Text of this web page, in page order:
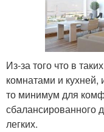
Из-за того что в
комнатами и кухней,
то минимум для
сбалансированного
легких.